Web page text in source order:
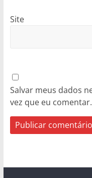
Site
Salvar meus dados
vez que eu comentar.